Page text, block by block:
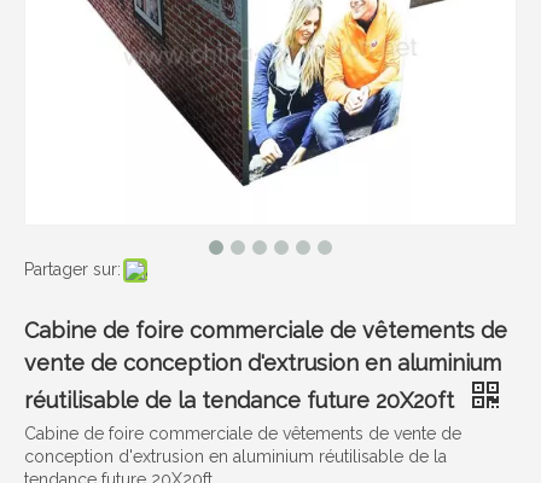
Partager sur:
Cabine de foire commerciale de vêtements de
vente de conception d'extrusion en aluminium
réutilisable de la tendance future 20X20ft
Cabine de foire commerciale de vêtements de vente de
conception d'extrusion en aluminium réutilisable de la